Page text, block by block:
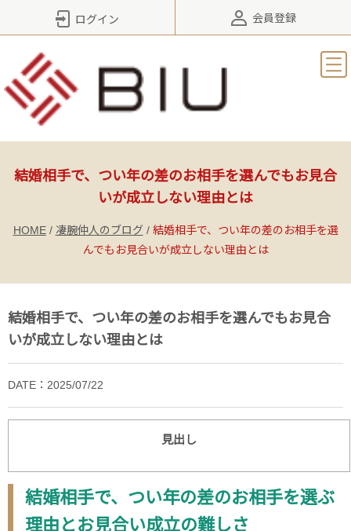
ログイン 会員登録
結婚相手で、つい年の差のお相手を選んでもお見合
いが成立しない理由とは
HOME/ 凄腕仲人のブログ/ 結婚相手で、つい年の差のお相手を選
んでもお見合いが成立しない理由とは
結婚相手で、つい年の差のお相手を選んでもお見合
いが成立しない理由とは
DATE：2025/07/22
見出し
結婚相手で、つい年の差のお相手を選ぶ
理由とお見合い成立の難しさ